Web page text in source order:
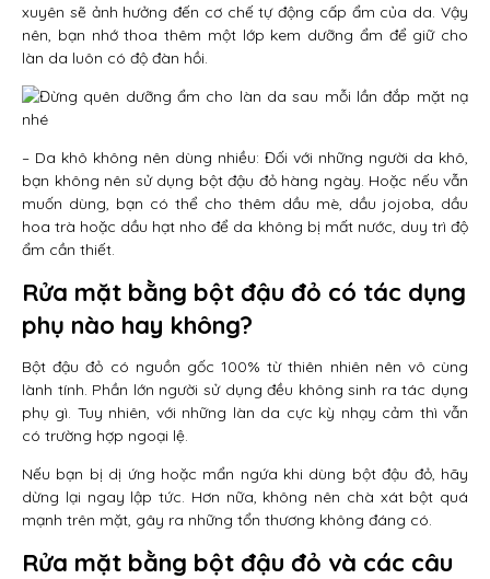
xuyên sẽ ảnh hưởng đến cơ chế tự động cấp ẩm của da. Vậy
nên, bạn nhớ thoa thêm một lớp kem dưỡng ẩm để giữ cho
làn da luôn có độ đàn hồi.
– Da khô không nên dùng nhiều: Đối với những người da khô,
bạn không nên sử dụng bột đậu đỏ hàng ngày. Hoặc nếu vẫn
muốn dùng, bạn có thể cho thêm dầu mè, dầu jojoba, dầu
hoa trà hoặc dầu hạt nho để da không bị mất nước, duy trì độ
ẩm cần thiết.
Rửa mặt bằng bột đậu đỏ có tác dụng
phụ nào hay không?
Bột đậu đỏ có nguồn gốc 100% từ thiên nhiên nên vô cùng
lành tính. Phần lớn người sử dụng đều không sinh ra tác dụng
phụ gì. Tuy nhiên, với những làn da cực kỳ nhạy cảm thì vẫn
có trường hợp ngoại lệ.
Nếu bạn bị dị ứng hoặc mẩn ngứa khi dùng bột đậu đỏ, hãy
dừng lại ngay lập tức. Hơn nữa, không nên chà xát bột quá
mạnh trên mặt, gây ra những tổn thương không đáng có.
Rửa mặt bằng bột đậu đỏ và các câu